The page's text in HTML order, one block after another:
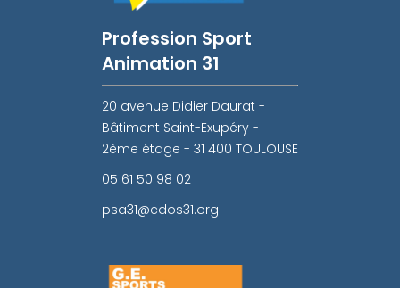
Profession Sport
Animation 31
20 avenue Didier Daurat -
Bâtiment Saint-Exupéry -
2ème étage - 31 400 TOULOUSE
05 61 50 98 02
psa31@cdos31.org